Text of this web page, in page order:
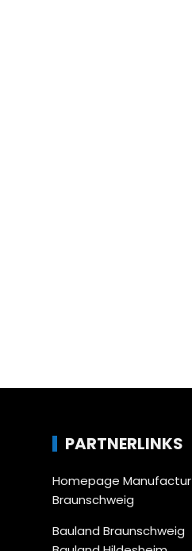
PARTNERLINKS
Homepage Manufactur
Braunschweig
Bauland Braunschweig